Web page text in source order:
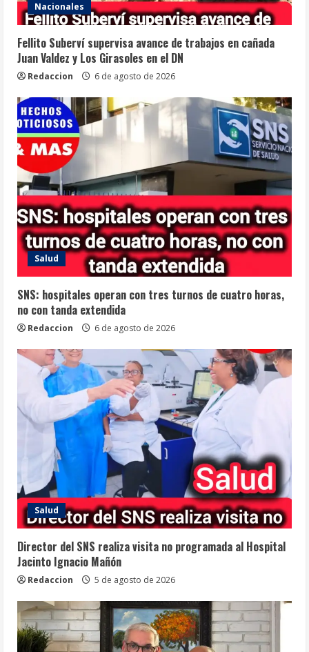
Nacionales
Fellito Suberví supervisa avance de trabajos en cañada
Juan Valdez y Los Girasoles en el DN
Redaccion 6 de agosto de 2026
Salud
SNS: hospitales operan con tres turnos de cuatro horas,
no con tanda extendida
Redaccion 6 de agosto de 2026
Salud
Director del SNS realiza visita no programada al Hospital
Jacinto Ignacio Mañón
Redaccion 5 de agosto de 2026